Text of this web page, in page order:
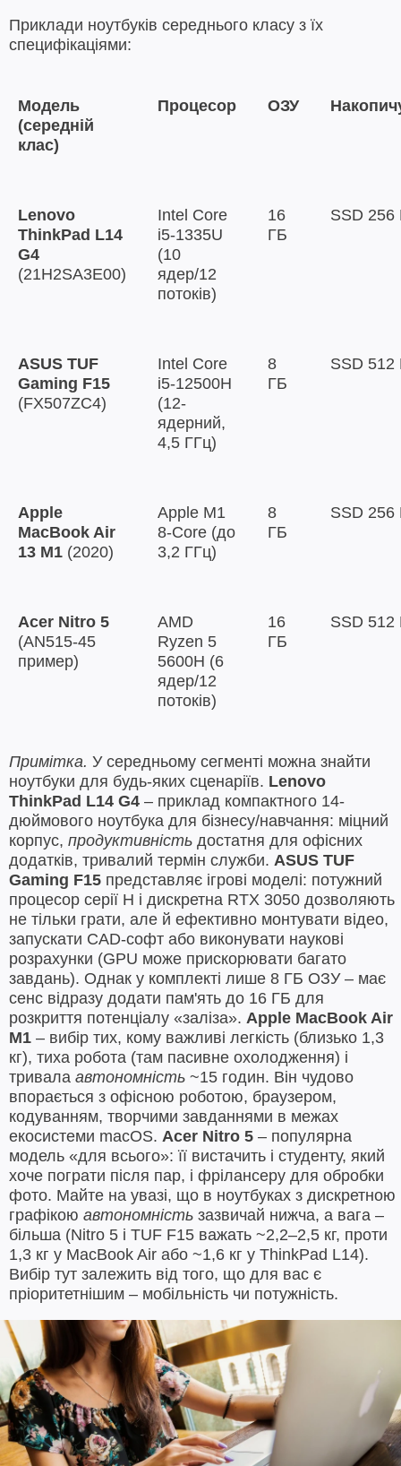
Приклади ноутбуків середнього класу з їх
специфікаціями:
Модель
(середній
клас)
Процесор ОЗУ
Lenovo
ThinkPad L14
G4
(21H2SA3E00)
Intel Core
i5-1335U
(10
ядер/12
потоків)
16
ГБ
SSD 256
ASUS TUF
Gaming F15
(FX507ZC4)
Intel Core
i5-12500H
(12-
ядерний,
4,5 ГГц)
8
ГБ
SSD 512
Apple
MacBook Air
13 M1 (2020)
Apple M1
8‑Core (до
3,2 ГГц)
8
ГБ
SSD 256
Acer Nitro 5
(AN515-45
пример)
AMD
Ryzen 5
5600H (6
ядер/12
потоків)
16
ГБ
SSD 512
Примітка. У середньому сегменті можна знайти
ноутбуки для будь-яких сценаріїв. Lenovo
ThinkPad L14 G4 – приклад компактного 14-
дюймового ноутбука для бізнесу/навчання: міцний
корпус, продуктивність достатня для офісних
додатків, тривалий термін служби. ASUS TUF
Gaming F15 представляє ігрові моделі: потужний
процесор серії H і дискретна RTX 3050 дозволяють
не тільки грати, але й ефективно монтувати відео,
запускати CAD-софт або виконувати наукові
розрахунки (GPU може прискорювати багато
завдань). Однак у комплекті лише 8 ГБ ОЗУ – має
сенс відразу додати пам'ять до 16 ГБ для
розкриття потенціалу «заліза». Apple MacBook Air
M1 – вибір тих, кому важливі легкість (близько 1,3
кг), тиха робота (там пасивне охолодження) і
тривала автономність ~15 годин. Він чудово
впорається з офісною роботою, браузером,
кодуванням, творчими завданнями в межах
екосистеми macOS. Acer Nitro 5 – популярна
модель «для всього»: її вистачить і студенту, який
хоче пограти після пар, і фрілансеру для обробки
фото. Майте на увазі, що в ноутбуках з дискретною
графікою автономність зазвичай нижча, а вага –
більша (Nitro 5 і TUF F15 важать ~2,2–2,5 кг, проти
1,3 кг у MacBook Air або ~1,6 кг у ThinkPad L14).
Вибір тут залежить від того, що для вас є
пріоритетнішим – мобільність чи потужність.